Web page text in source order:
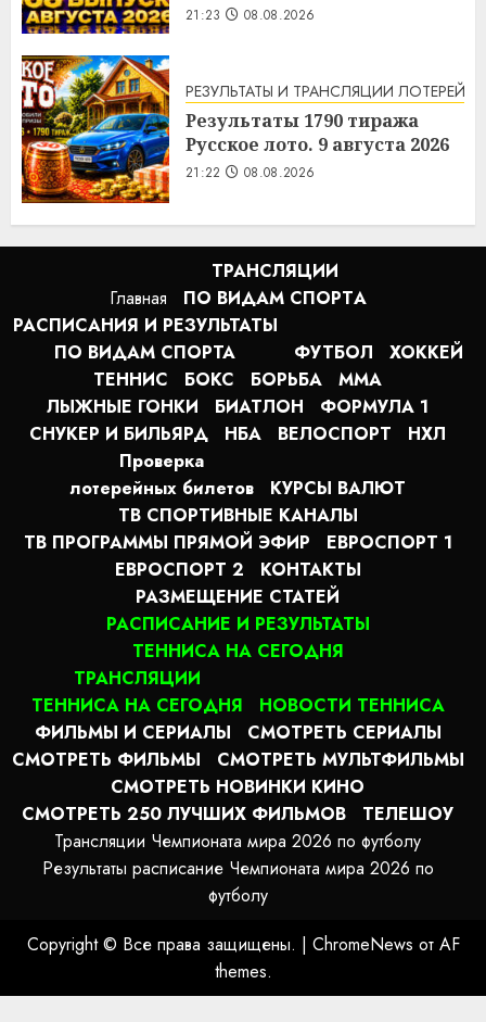
21:23 08.08.2026
РЕЗУЛЬТАТЫ И ТРАНСЛЯЦИИ ЛОТЕРЕЙ
Результаты 1790 тиража
Русское лото. 9 августа 2026
21:22 08.08.2026
Главная
ТРАНСЛЯЦИИ
ПО ВИДАМ СПОРТA
РАСПИСАНИЯ И РЕЗУЛЬТАТЫ
ПО ВИДАМ СПОРТА
ФУТБОЛ
ХОККЕЙ
ТЕННИС
БОКС БОРЬБА
MMA
ЛЫЖНЫЕ ГОНКИ
БИАТЛОН
ФОРМУЛА 1
СНУКЕР И БИЛЬЯРД
НБА ВЕЛОСПОРТ
НХЛ
Проверка
лотерейных билетов
КУРСЫ ВАЛЮТ
ТВ СПОРТИВНЫЕ КАНАЛЫ
ТВ ПРОГРАММЫ ПРЯМОЙ ЭФИР
ЕВРОСПОРТ 1
ЕВРОСПОРТ 2
КОНТАКТЫ
РАЗМЕЩЕНИЕ СТАТЕЙ
РАСПИСАНИЕ И РЕЗУЛЬТАТЫ
ТЕННИСА НА СЕГОДНЯ
ТРАНСЛЯЦИИ
ТЕННИСА НА СЕГОДНЯ
НОВОСТИ ТЕННИСА
ФИЛЬМЫ И СЕРИАЛЫ
СМОТРЕТЬ СЕРИАЛЫ
СМОТРЕТЬ ФИЛЬМЫ
СМОТРЕТЬ МУЛЬТФИЛЬМЫ
СМОТРЕТЬ НОВИНКИ КИНО
СМОТРЕТЬ 250 ЛУЧШИХ ФИЛЬМОВ
ТЕЛЕШОУ
Трансляции Чемпионата мира 2026 по футболу
Результаты расписание Чемпионата мира 2026 по
футболу
Copyright © Все права защищены. | ChromeNews от AF
themes.